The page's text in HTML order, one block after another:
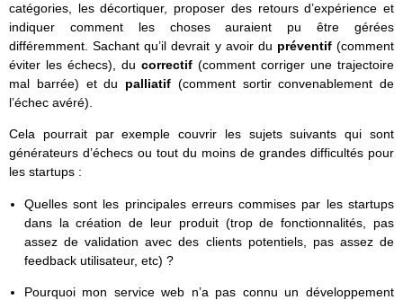
catégories, les décortiquer, proposer des retours d’expérience et
indiquer comment les choses auraient pu être gérées
différemment. Sachant qu’il devrait y avoir du préventif(comment
éviter les échecs), du correctif (comment corriger une trajectoire
mal barrée) et du palliatif (comment sortir convenablement de
l’échec avéré).
Cela pourrait par exemple couvrir les sujets suivants qui sont
générateurs d’échecs ou tout du moins de grandes difficultés pour
les startups :
Quelles sont les principales erreurs commises par les startups
dans la création de leur produit (trop de fonctionnalités, pas
assez de validation avec des clients potentiels, pas assez de
feedback utilisateur, etc) ?
Pourquoi mon service web n’a pas connu un développement